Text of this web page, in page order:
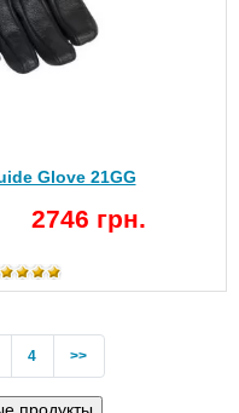
Glove 21GG
2746 грн.
4 >>